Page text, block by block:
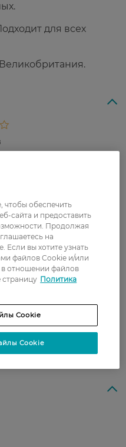
для всех
Великобритания.
- 99 грн, бесплатно
грн, бесплатная
Watsons
грн
обеспечить
сайта и предоставить
Продолжая
на
Если вы хотите узнать
файлов Cookie и/или
в отношении файлов
страницу Политика
Cookie
Cookie